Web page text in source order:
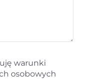
warunki
osobowych